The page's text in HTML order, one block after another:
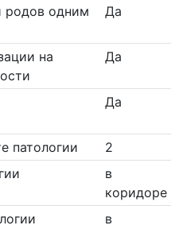
родов одним
Да
на
Да
Да
патологии
2
в
коридоре
в